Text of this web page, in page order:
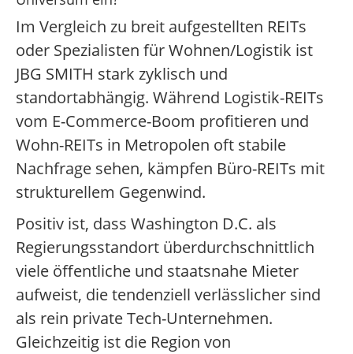
Im Vergleich zu breit aufgestellten REITs
oder Spezialisten für Wohnen/Logistik ist
JBG SMITH stark zyklisch und
standortabhängig. Während Logistik-REITs
vom E-Commerce-Boom profitieren und
Wohn-REITs in Metropolen oft stabile
Nachfrage sehen, kämpfen Büro-REITs mit
strukturellem Gegenwind.
Positiv ist, dass Washington D.C. als
Regierungsstandort überdurchschnittlich
viele öffentliche und staatsnahe Mieter
aufweist, die tendenziell verlässlicher sind
als rein private Tech-Unternehmen.
Gleichzeitig ist die Region von